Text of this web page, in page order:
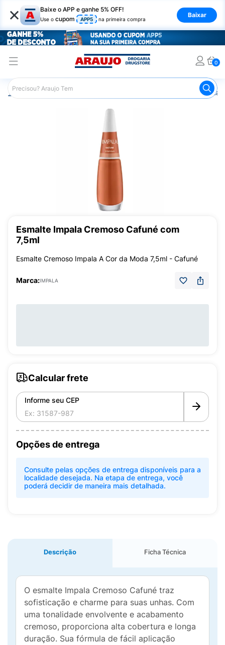
× Baixe o APP e ganhe 5% OFF!
Use o cupom APP5 na primeira compra
Baixar
0
Araujo Beleza e Cuidados
Esmalte Impala Cremoso Cafuné com
7,5ml
Esmalte Cremoso Impala A Cor da Moda 7,5ml - Cafuné
Marca:IMPALA
Calcular frete
Informe seu CEP
Opções de entrega
Consulte pelas opções de entrega disponíveis para a
localidade desejada. Na etapa de entrega, você
poderá decidir de maneira mais detalhada.
Descrição Ficha Técnica
O esmalte Impala Cremoso Cafuné traz
sofisticação e charme para suas unhas. Com
uma tonalidade envolvente e acabamento
cremoso, proporciona alta cobertura e longa
duração. Sua fórmula de fácil aplicação